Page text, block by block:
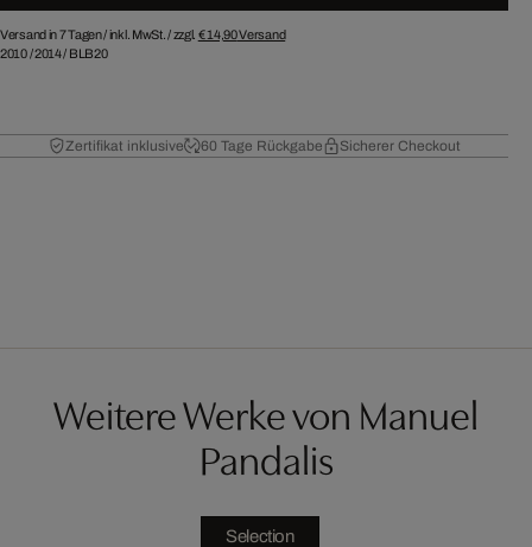
Versand in 7 Tagen /inkl. MwSt. / zzgl. € 14,90Versand
2010/2014/ BLB20
Zertifikat inklusive 60 Tage Rückgabe Sicherer Checkout
Weitere Werke von Manuel
Pandalis
Selection